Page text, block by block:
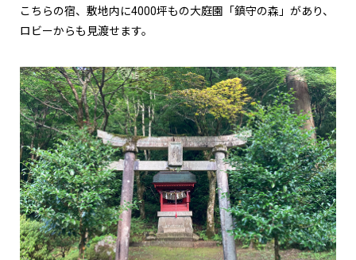
こちらの宿、敷地内に4000坪もの大庭園「鎮守の森」があり、
ロビーからも見渡せます。